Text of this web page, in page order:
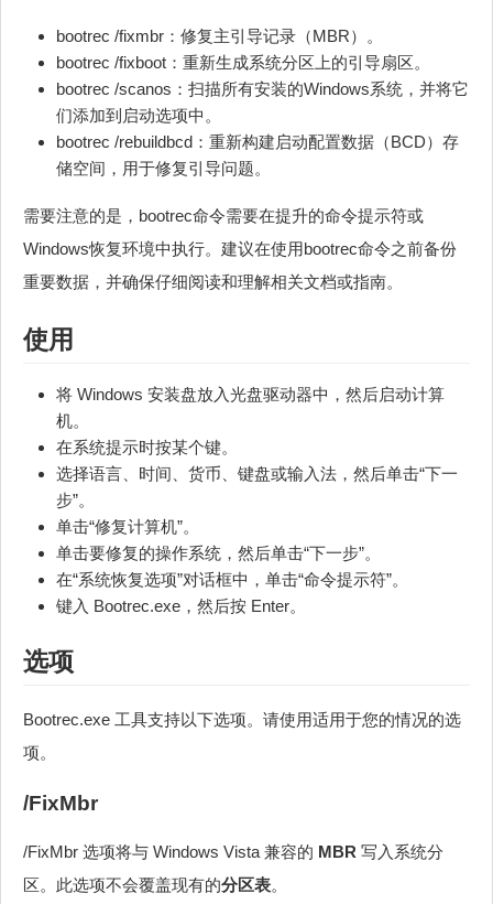
bootrec /fixmbr：修复主引导记录（MBR）。
bootrec /fixboot：重新生成系统分区上的引导扇区。
bootrec /scanos：扫描所有安装的Windows系统，并将它
们添加到启动选项中。
bootrec /rebuildbcd：重新构建启动配置数据（BCD）存
储空间，用于修复引导问题。
需要注意的是，bootrec命令需要在提升的命令提示符或
Windows恢复环境中执行。建议在使用bootrec命令之前备份
重要数据，并确保仔细阅读和理解相关文档或指南。
使用
将 Windows 安装盘放入光盘驱动器中，然后启动计算
机。
在系统提示时按某个键。
选择语言、时间、货币、键盘或输入法，然后单击“下一
步”。
单击“修复计算机”。
单击要修复的操作系统，然后单击“下一步”。
在“系统恢复选项”对话框中，单击“命令提示符”。
键入 Bootrec.exe，然后按 Enter。
选项
Bootrec.exe 工具支持以下选项。请使用适用于您的情况的选
项。
/FixMbr
/FixMbr 选项将与 Windows Vista 兼容的 MBR 写入系统分
区。此选项不会覆盖现有的分区表。